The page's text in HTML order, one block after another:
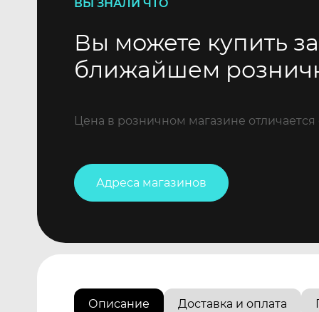
ВЫ ЗНАЛИ ЧТО
Вы можете купить
ближайшем
Цена в розничном магазине
Адреса магазинов
Описание Доставка и оплата